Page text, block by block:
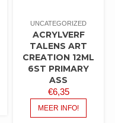
UNCATEGORIZED
ACRYLVERF
TALENS ART
CREATION 12ML
6ST PRIMARY
ASS
€6,35
MEER INFO!